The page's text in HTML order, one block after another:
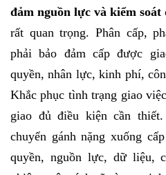
đảm nguồn lực và kiểm soát
rất quan trọng. Phân cấp,
phải bảo đảm cấp được
quyền, nhân lực, kinh phí,
Khắc phục tình trạng giao
giao đủ điều kiện cần
chuyển gánh nặng xuống
quyền, nguồn lực, dữ liệu,